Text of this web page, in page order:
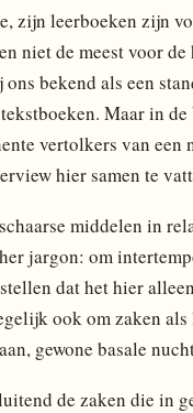
zijn leerboeken zijn
niet de meest voor
bekend als een
Maar in
vertolkers van
hier samen te
middelen in
jargon: om
dat het hier
ook om zaken
gewone basale
de zaken die in